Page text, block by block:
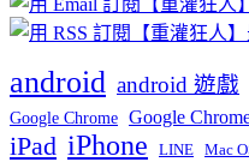
android android 遊戲
Google Chrome Google
iPad iPhone LINE Mac